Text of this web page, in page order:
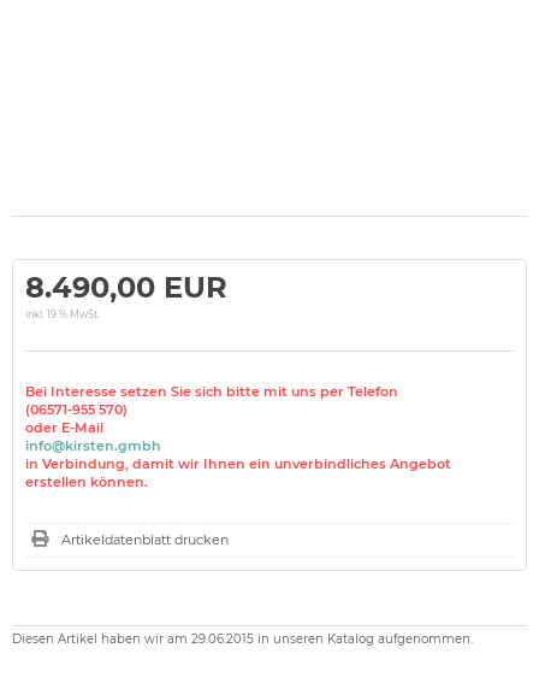
8.490,00 EUR
inkl. 19 % MwSt.
Bei Interesse setzen Sie sich bitte mit uns per Telefon
(06571-955 570)
oder E-Mail
info@kirsten.gmbh
in Verbindung, damit wir Ihnen ein unverbindliches Angebot
erstellen können.
Artikeldatenblatt drucken
Diesen Artikel haben wir am 29.06.2015 in unseren Katalog aufgenommen.